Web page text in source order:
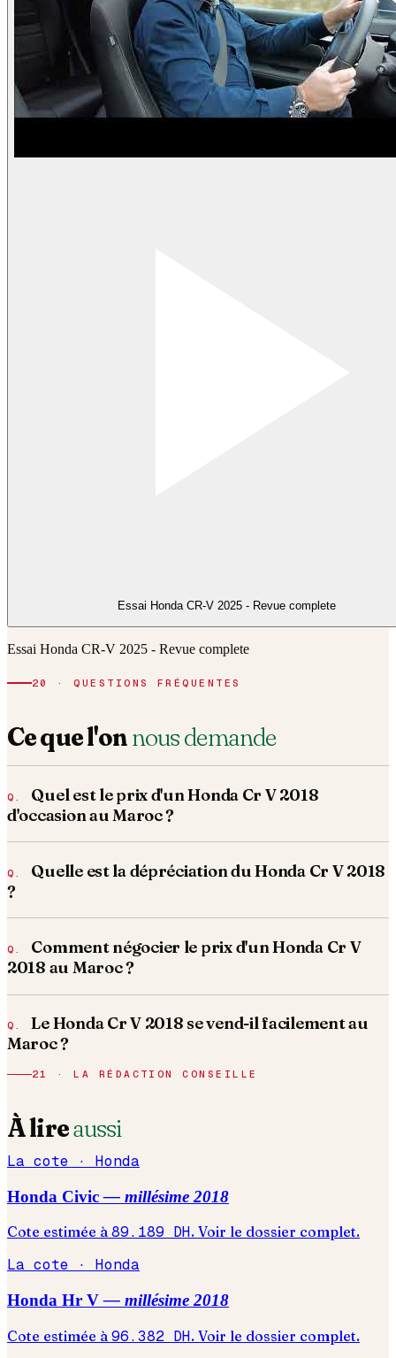
Essai Honda CR-V 2025 - Revue complete
Essai Honda CR-V 2025 - Revue complete
20 · QUESTIONS FRÉQUENTES
Ce que l'onnous demande
Quel est le prix d'un Honda Cr V 2018
d'occasion au Maroc ?
Quelle est la dépréciation du Honda Cr V 2018
?
Comment négocier le prix d'un Honda Cr V
2018 au Maroc ?
Le Honda Cr V 2018 se vend-il facilement au
Maroc ?
21 · LA RÉDACTION CONSEILLE
À lireaussi
La cote · Honda
Honda Civic — millésime 2018
Cote estimée à 89.189 DH. Voir le dossier complet.
La cote · Honda
Honda Hr V — millésime 2018
Cote estimée à 96.382 DH. Voir le dossier complet.